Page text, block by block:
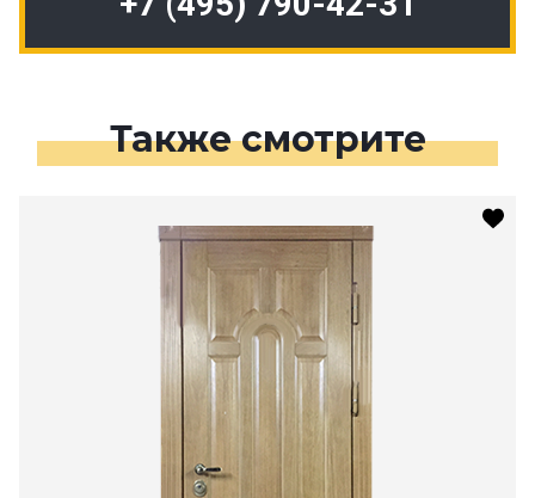
Также смотрите